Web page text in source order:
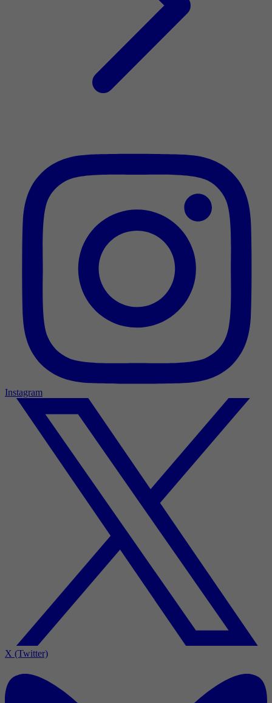
Instagram
X (Twitter)